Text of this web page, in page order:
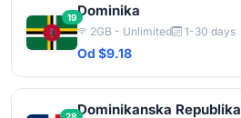
19Dominika
2GB - Unlimited 1-30 days
Od $9.18
Dominikanska Republika